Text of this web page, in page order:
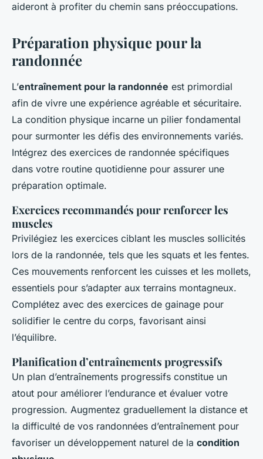
aideront à profiter du chemin sans préoccupations.
Préparation physique pour la
randonnée
L’entraînement pour la randonnée est primordial
afin de vivre une expérience agréable et sécuritaire.
La condition physique incarne un pilier fondamental
pour surmonter les défis des environnements variés.
Intégrez des exercices de randonnée spécifiques
dans votre routine quotidienne pour assurer une
préparation optimale.
Exercices recommandés pour renforcer les
muscles
Privilégiez les exercices ciblant les muscles sollicités
lors de la randonnée, tels que les squats et les fentes.
Ces mouvements renforcent les cuisses et les mollets,
essentiels pour s’adapter aux terrains montagneux.
Complétez avec des exercices de gainage pour
solidifier le centre du corps, favorisant ainsi
l’équilibre.
Planification d’entraînements progressifs
Un plan d’entraînements progressifs constitue un
atout pour améliorer l’endurance et évaluer votre
progression. Augmentez graduellement la distance et
la difficulté de vos randonnées d’entraînement pour
favoriser un développement naturel de la condition